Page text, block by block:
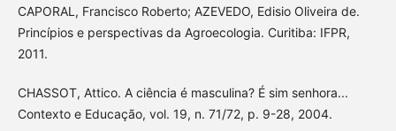
CAPORAL, Francisco Roberto; AZEVEDO, Edisio Oliveira de.
Princípios e perspectivas da Agroecologia. Curitiba: IFPR,
2011.
CHASSOT, Attico. A ciência é masculina? É sim senhora...
Contexto e Educação, vol. 19, n. 71/72, p. 9-28, 2004.